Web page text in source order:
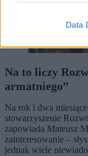
Data
Na to liczy
armatniego”
Na rok i dwa
stowarzyszenie
zapowiada Mateusz
zainteresowanie –
jednak wiele